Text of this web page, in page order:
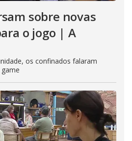
sobre novas
o jogo | A
os confinados falaram